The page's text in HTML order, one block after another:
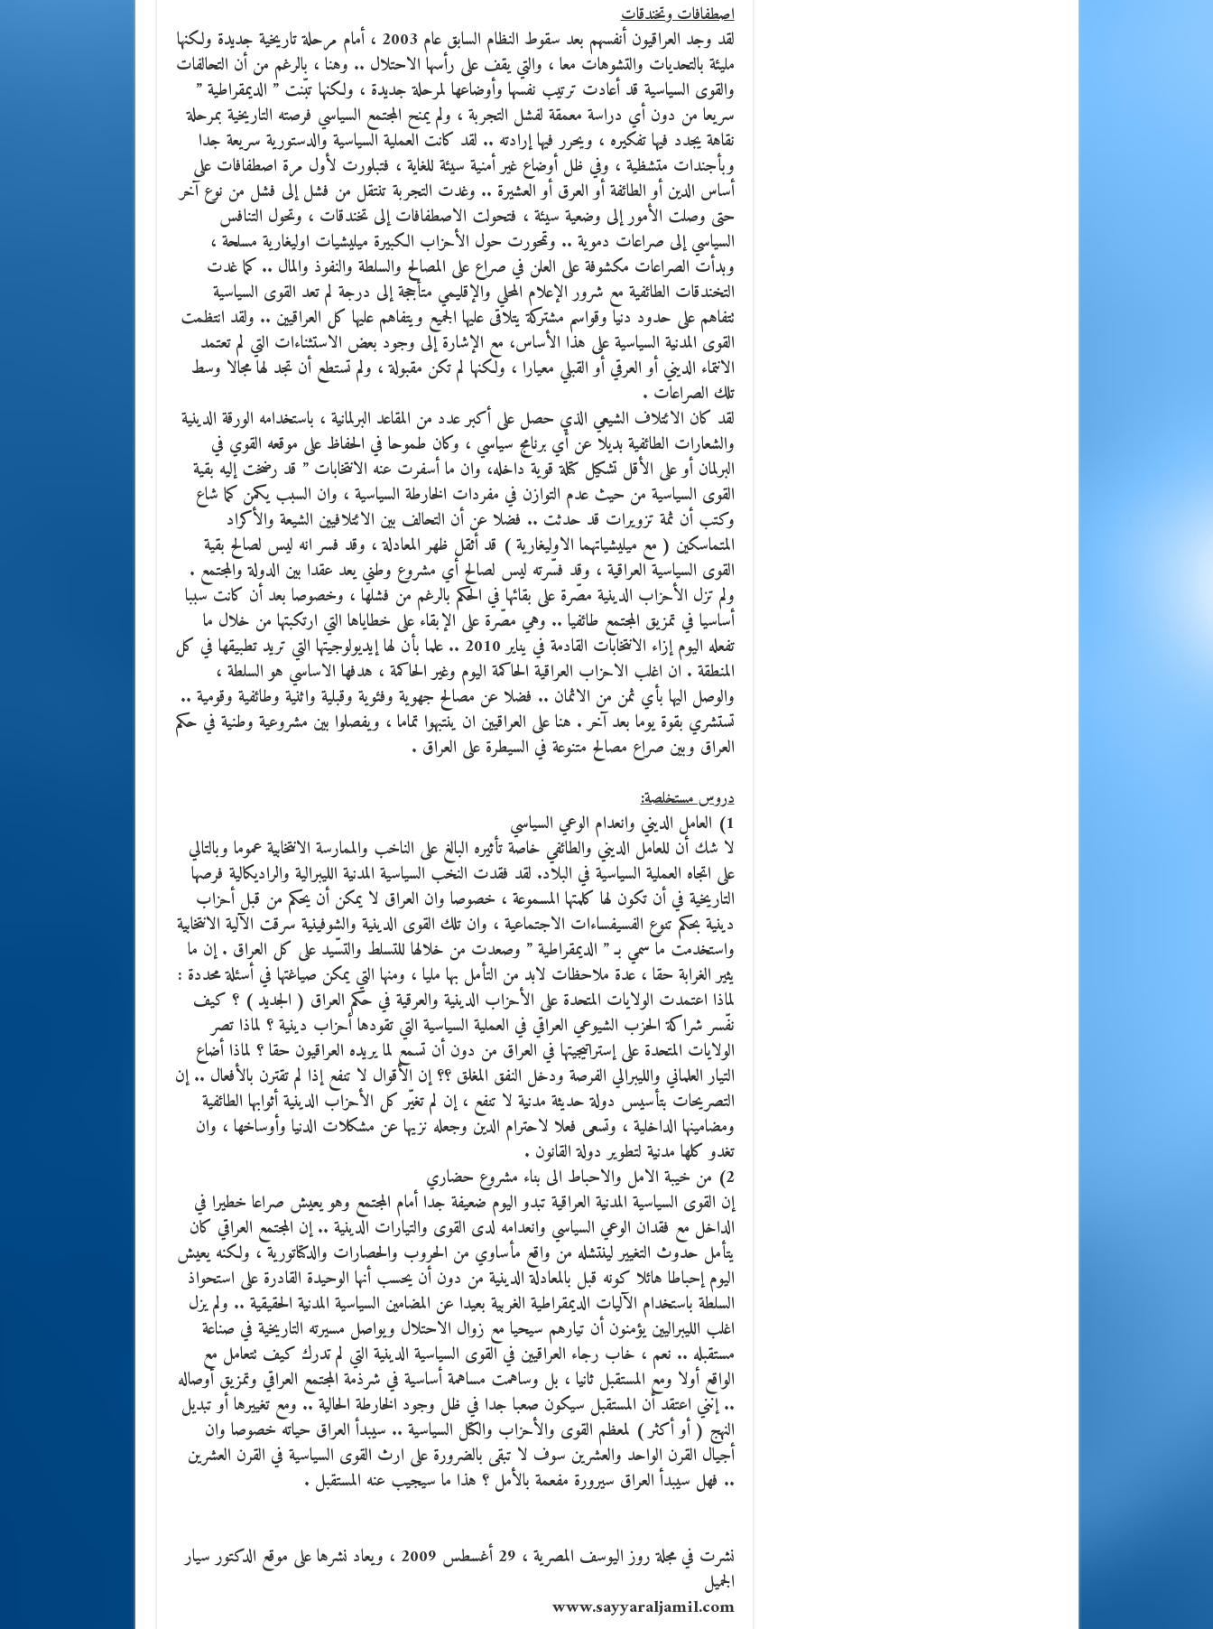
اصطفافات وتخندقات
لقد وجد العراقيون أنفسهم بعد سقوط النظام السابق عام 2003 ، أمام مرحلة تاريخية جديدة ولكنها
مليئة بالتحديات والتشوهات معا ، والتي يقف على رأسها الاحتلال .. وهنا ، بالرغم من أن التحالفات
والقوى السياسية قد أعادت ترتيب نفسها وأوضاعها لمرحلة جديدة ، ولكنها تبّنت ” الديمقراطية ”
سريعا من دون أي دراسة معمقة لفشل التجربة ، ولم يمنح المجتمع السياسي فرصته التاريخية بمرحلة
نقاهة يجدد فيها تفكيره ، ويحرر فيها إرادته .. لقد كانت العملية السياسية والدستورية سريعة جدا
وبأجندات متشظية ، وفي ظل أوضاع غير أمنية سيئة للغاية ، فتبلورت لأول مرة اصطفافات على
أساس الدين أو الطائفة أو العرق أو العشيرة .. وغدت التجربة تنتقل من فشل إلى فشل من نوع آخر
حتى وصلت الأمور إلى وضعية سيئة ، فتحولت الاصطفافات إلى تخندقات ، وتحول التنافس
السياسي إلى صراعات دموية .. وتمحورت حول الأحزاب الكبيرة ميليشيات اوليغارية مسلحة ،
وبدأت الصراعات مكشوفة على العلن في صراع على المصالح والسلطة والنفوذ والمال .. كما غدت
التخندقات الطائفية مع شرور الإعلام المحلي والإقليمي متأججة إلى درجة لم تعد القوى السياسية
تتفاهم على حدود دنيا وقواسم مشتركة يتلاقى عليها الجميع ويتفاهم عليها كل العراقيين .. ولقد انتظمت
القوى المدنية السياسية على هذا الأساس، مع الإشارة إلى وجود بعض الاستثناءات التي لم تعتمد
الانتماء الديني أو العرقي أو القبلي معيارا ، ولكنها لم تكن مقبولة ، ولم تستطع أن تجد لها مجالا وسط
تلك الصراعات .
لقد كان الائتلاف الشيعي الذي حصل على أكبر عدد من المقاعد البرلمانية ، باستخدامه الورقة الدينية
والشعارات الطائفية بديلا عن أي برنامج سياسي ، وكان طموحا في الحفاظ على موقعه القوي في
البرلمان أو على الأقل تشكيل كتلة قوية داخله، وان ما أسفرت عنه الانتخابات ” قد رضخت إليه بقية
القوى السياسية من حيث عدم التوازن في مفردات الخارطة السياسية ، وان السبب يكمن كما شاع
وكتب أن ثمة تزويرات قد حدثت .. فضلا عن أن التحالف بين الائتلافيين الشيعة والأكراد
المتماسكين ( مع ميليشياتهما الاوليغارية ) قد أثقل ظهر المعادلة ، وقد فسر انه ليس لصالح بقية
القوى السياسية العراقية ، وقد فسّرته ليس لصالح أي مشروع وطني يعد عقدا بين الدولة والمجتمع .
ولم تزل الأحزاب الدينية مصّرة على بقائها في الحكم بالرغم من فشلها ، وخصوصا بعد أن كانت سببا
أساسيا في تمزيق المجتمع طائفيا .. وهي مصّرة على الإبقاء على خطاياها التي ارتكبتها من خلال ما
تفعله اليوم إزاء الانتخابات القادمة في يناير 2010 .. علما بأن لها إيديولوجيتها التي تريد تطبيقها في كل
المنطقة . ان اغلب الاحزاب العراقية الحاكمة اليوم وغير الحاكمة ، هدفها الاساسي هو السلطة ،
والوصل اليها بأي ثمن من الاثمان .. فضلا عن مصالح جهوية وفئوية وقبلية واثنية وطائفية وقومية ..
تستشري بقوة يوما بعد آخر . هنا على العراقيين ان ينتبهوا تماما ، ويفصلوا بين مشروعية وطنية في حكم
العراق وبين صراع مصالح متنوعة في السيطرة على العراق .
دروس مستخلصة:
1) العامل الديني وانعدام الوعي السياسي
لا شك أن للعامل الديني والطائفي خاصة تأثيره البالغ على الناخب والممارسة الانتخابية عموما وبالتالي
على اتجاه العملية السياسية في البلاد. لقد فقدت النخب السياسية المدنية الليبرالية والراديكالية فرصها
التاريخية في أن تكون لها كلمتها المسموعة ، خصوصا وان العراق لا يمكن أن يحكم من قبل أحزاب
دينية بحكم تنوع الفسيفساءات الاجتماعية ، وان تلك القوى الدينية والشوفينية سرقت الآلية الانتخابية
واستخدمت ما سمي بـ ” الديمقراطية ” وصعدت من خلالها للتسلط والتسّيد على كل العراق . إن ما
يثير الغرابة حقا ، عدة ملاحظات لابد من التأمل بها مليا ، ومنها التي يمكن صياغتها في أسئلة محددة :
لماذا اعتمدت الولايات المتحدة على الأحزاب الدينية والعرقية في حكم العراق ( الجديد ) ؟ كيف
نفّسر شراكة الحزب الشيوعي العراقي في العملية السياسية التي تقودها أحزاب دينية ؟ لماذا تصر
الولايات المتحدة على إستراتيجيتها في العراق من دون أن تسمع لما يريده العراقيون حقا ؟ لماذا أضاع
التيار العلماني والليبرالي الفرصة ودخل النفق المغلق ؟؟ إن الأقوال لا تنفع إذا لم تقترن بالأفعال .. إن
التصريحات بتأسيس دولة حديثة مدنية لا تنفع ، إن لم تغيّر كل الأحزاب الدينية أثوابها الطائفية
ومضامينها الداخلية ، وتسعى فعلا لاحترام الدين وجعله نزيها عن مشكلات الدنيا وأوساخها ، وان
تغدو كلها مدنية لتطوير دولة القانون .
2) من خيبة الامل والاحباط الى بناء مشروع حضاري
إن القوى السياسية المدنية العراقية تبدو اليوم ضعيفة جدا أمام المجتمع وهو يعيش صراعا خطيرا في
الداخل مع فقدان الوعي السياسي وانعدامه لدى القوى والتيارات الدينية .. إن المجتمع العراقي كان
يتأمل حدوث التغيير لينتشله من واقع مأساوي من الحروب والحصارات والدكتاتورية ، ولكنه يعيش
اليوم إحباطا هائلا كونه قبل بالمعادلة الدينية من دون أن يحسب أنها الوحيدة القادرة على استحواذ
السلطة باستخدام الآليات الديمقراطية الغربية بعيدا عن المضامين السياسية المدنية الحقيقية .. ولم يزل
اغلب الليبراليين يؤمنون أن تيارهم سيحيا مع زوال الاحتلال ويواصل مسيرته التاريخية في صناعة
مستقبله .. نعم ، خاب رجاء العراقيين في القوى السياسية الدينية التي لم تدرك كيف تتعامل مع
الواقع أولا ومع المستقبل ثانيا ، بل وساهمت مساهمة أساسية في شرذمة المجتمع العراقي وتمزيق أوصاله
.. إنني اعتقد أن المستقبل سيكون صعبا جدا في ظل وجود الخارطة الحالية .. ومع تغييرها أو تبديل
النهج ( أو أكثر ) لمعظم القوى والأحزاب والكتل السياسية .. سيبدأ العراق حياته خصوصا وان
أجيال القرن الواحد والعشرين سوف لا تبقى بالضرورة على ارث القوى السياسية في القرن العشرين
.. فهل سيبدأ العراق سيرورة مفعمة بالأمل ؟ هذا ما سيجيب عنه المستقبل .
نشرت في مجلة روز اليوسف المصرية ، 29 أغسطس 2009 ، ويعاد نشرها على موقع الدكتور سيار
الجميل
www.sayyaraljamil.com